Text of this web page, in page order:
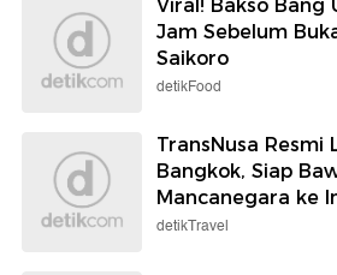
Viral! Bakso Bang
Jam Sebelum
Saikoro
detikFood
TransNusa Resmi
Bangkok, Siap
Mancanegara ke
detikTravel